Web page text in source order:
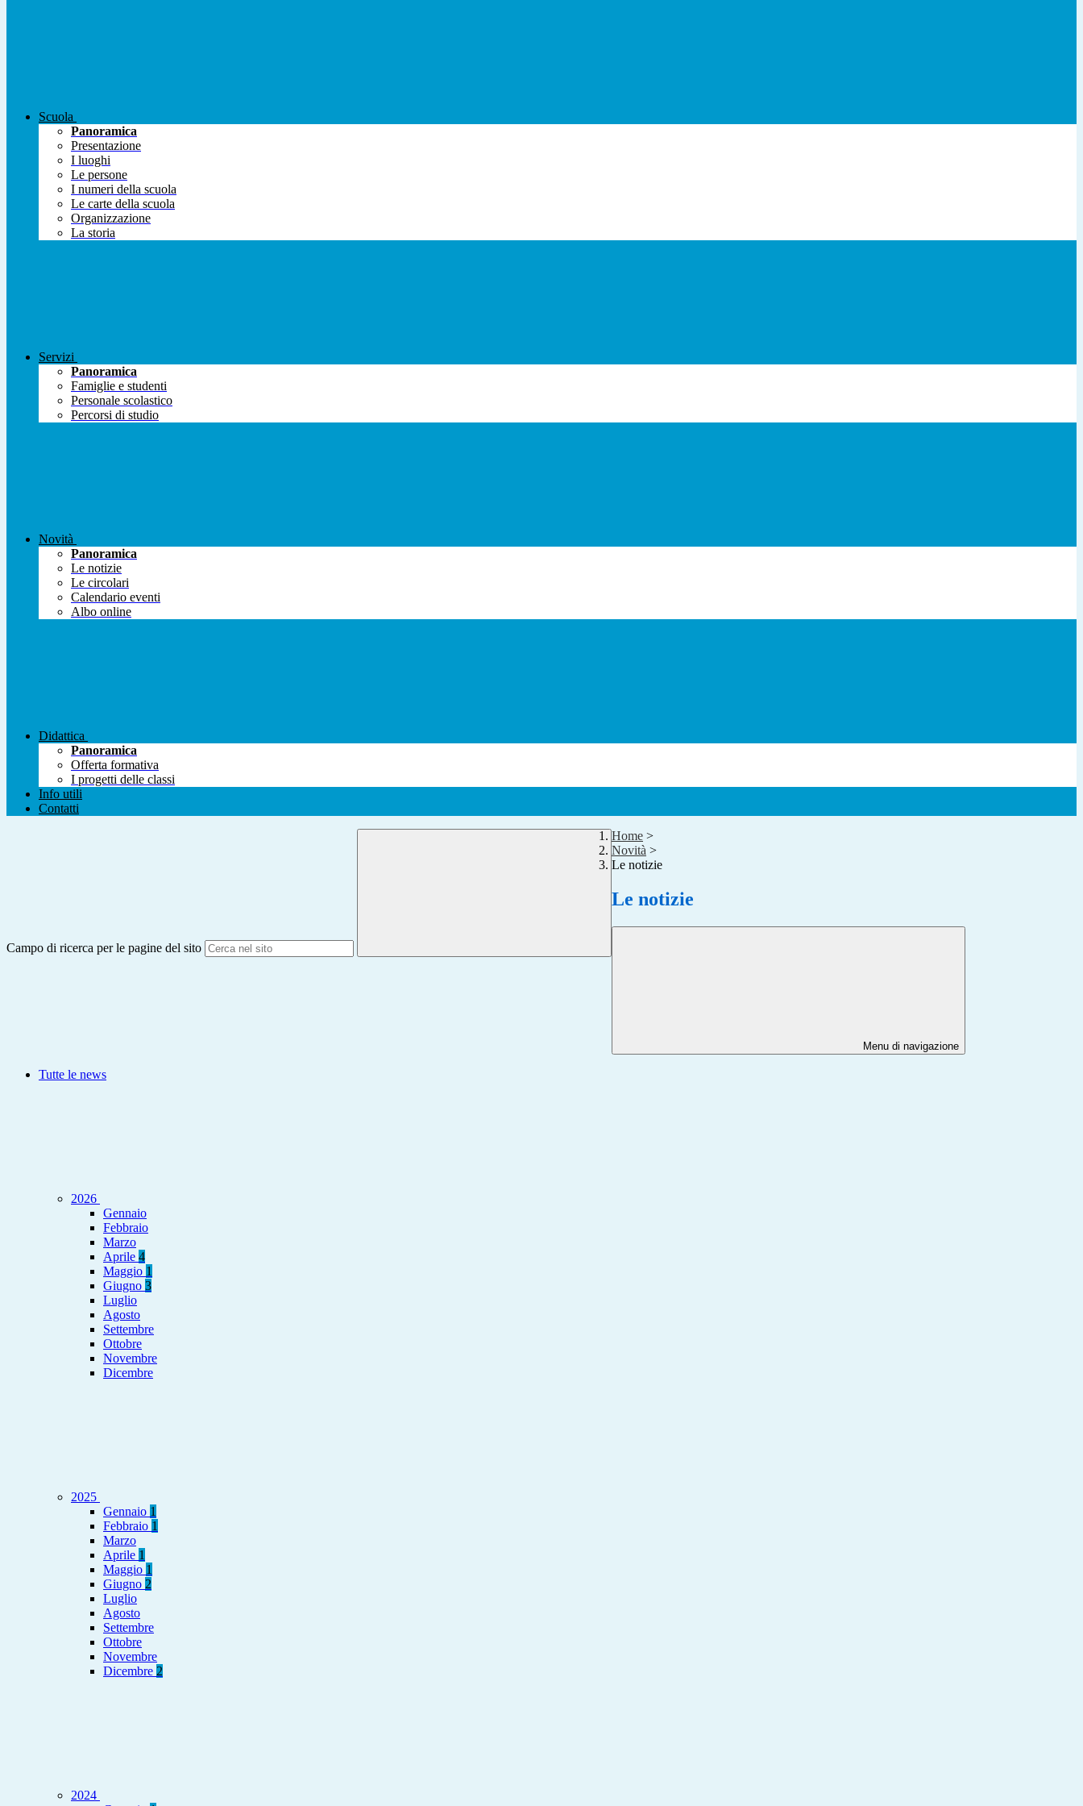
Scuola
Panoramica
Presentazione
I luoghi
Le persone
I numeri della scuola
Le carte della scuola
Organizzazione
La storia
Servizi
Panoramica
Famiglie e studenti
Personale scolastico
Percorsi di studio
Novità
Panoramica
Le notizie
Le circolari
Calendario eventi
Albo online
Didattica
Panoramica
Offerta formativa
I progetti delle classi
Info utili
Contatti
Campo di ricerca per le pagine del sito
Home >
Novità >
Le notizie
Le notizie
Menu di navigazione
Tutte le news
2026
Gennaio
Febbraio
Marzo
Aprile 4
Maggio 1
Giugno 3
Luglio
Agosto
Settembre
Ottobre
Novembre
Dicembre
2025
Gennaio 1
Febbraio 1
Marzo
Aprile 1
Maggio 1
Giugno 2
Luglio
Agosto
Settembre
Ottobre
Novembre
Dicembre 2
2024